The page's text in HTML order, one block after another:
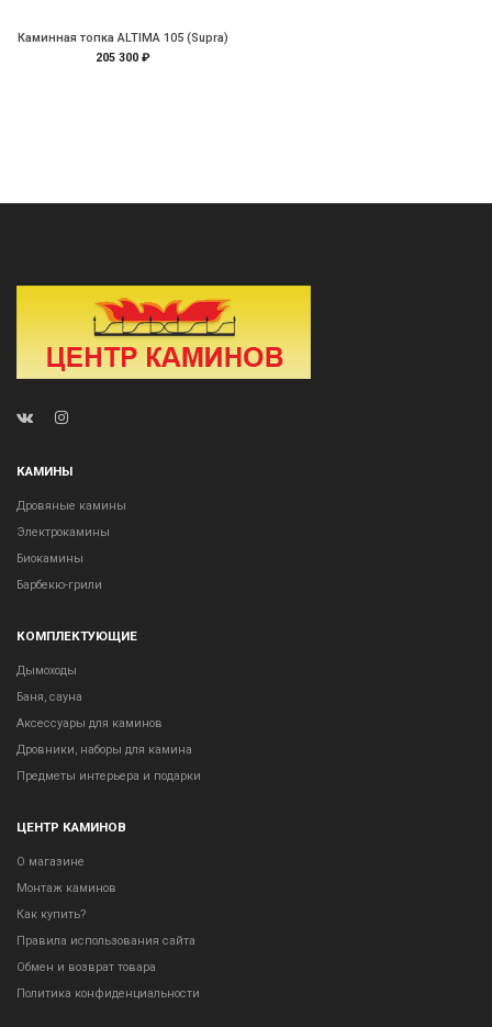
Каминная топка ALTIMA 105 (Supra)
205 300 ₽
КАМИНЫ
Дровяные камины
Электрокамины
Биокамины
Барбекю-грили
КОМПЛЕКТУЮЩИЕ
Дымоходы
Баня, сауна
Аксессуары для каминов
Дровники, наборы для камина
Предметы интерьера и подарки
ЦЕНТР КАМИНОВ
О магазине
Монтаж каминов
Как купить?
Правила использования сайта
Обмен и возврат товара
Политика конфиденциальности